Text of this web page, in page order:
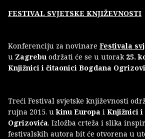
FESTIVAL SVJETSKE KNJIŽEVNOSTI
Konferenciju za novinare Festivala
u Zagrebu održati će se u utorak 25.
Knjižnici i čitaonici Bogdana
Treći Festival svjetske književnosti
rujna 2015. ukinu Europa i Knjižnici i
Ogrizovića. Izložba crteža i slika
festivalskih autora bit će otvorena u